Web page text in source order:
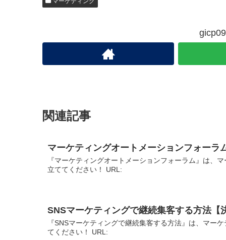
関連記事
マーケティングオートメーションフォーラ
『マーケティングオートメーションフォーラム』は、
立ててください！ URL:
SNSマーケティングで継続集客する方法【
『SNSマーケティングで継続集客する方法』は、マー
てください！ URL: